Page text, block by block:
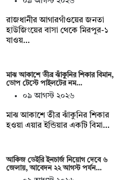
রাজধানীর আগারগাঁওয়ের জনতা
হাউজিংয়ের বাসা থেকে মিরপুর-১
যাওয়…
মাঝ আকাশে তীব্র ঝাঁকুনির শিকার বিমান,
ডোপ টেস্টে পাইলটের নম…
০৯ আগস্ট ২০২৬
মাঝ আকাশে তীব্র ঝাঁকুনির শিকার
হওয়া এয়ার ইন্ডিয়ার একটি বিমা…
আকিজ ডেইরি ইনচার্জ নিয়োগ দেবে ৬
জেলায়, আবেদন ২২ আগস্ট পর্যন…